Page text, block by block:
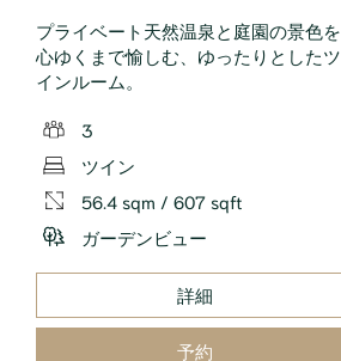
プライベート天然温泉と庭園の景色を
心ゆくまで愉しむ、ゆったりとしたツ
インルーム。
3
ツイン
56.4 sqm / 607 sqft
ガーデンビュー
詳細
予約